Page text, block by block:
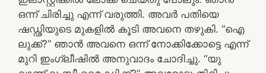
ഒന്ന് ചിരിച്ചു എന്ന് വരുത്തി. അവർ പതിയെ
ഷഡ്ഢിയുടെ മുകളിൽ കൂടി അവനെ തഴുകി. “ഐ
ലുക്ക്?” ഞാൻ അവനെ ഒന്ന് നോക്കിക്കോട്ടെ എന്ന്
മുറി ഇംഗ്ലീഷിൽ അനുവാദം ചോദിച്ചു. “യു